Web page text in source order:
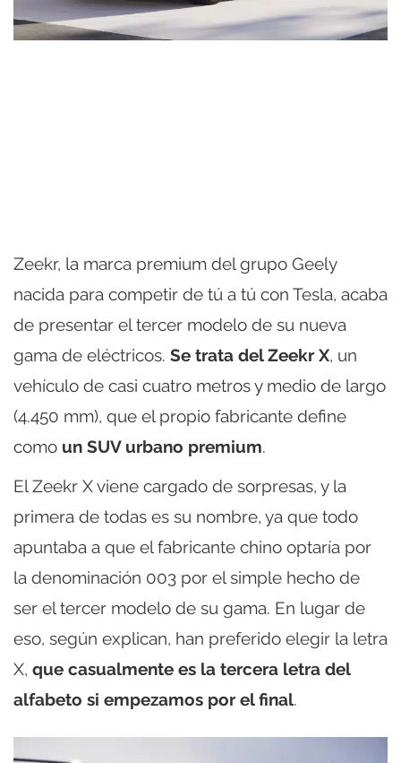
Zeekr, la marca premium del grupo Geely
nacida para competir de tú a tú con Tesla, acaba
de presentar el tercer modelo de su nueva
gama de eléctricos. Se trata del Zeekr X, un
vehículo de casi cuatro metros y medio de largo
(4.450 mm), que el propio fabricante define
como un SUV urbano premium.
El Zeekr X viene cargado de sorpresas, y la
primera de todas es su nombre, ya que todo
apuntaba a que el fabricante chino optaría por
la denominación 003 por el simple hecho de
ser el tercer modelo de su gama. En lugar de
eso, según explican, han preferido elegir la letra
X, que casualmente es la tercera letra del
alfabeto si empezamos por el final.